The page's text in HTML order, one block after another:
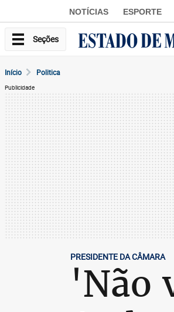
NOTÍCIAS ESPORTE
Seções
Início Politica
Publicidade
PRESIDENTE DA CÂMARA
'Não